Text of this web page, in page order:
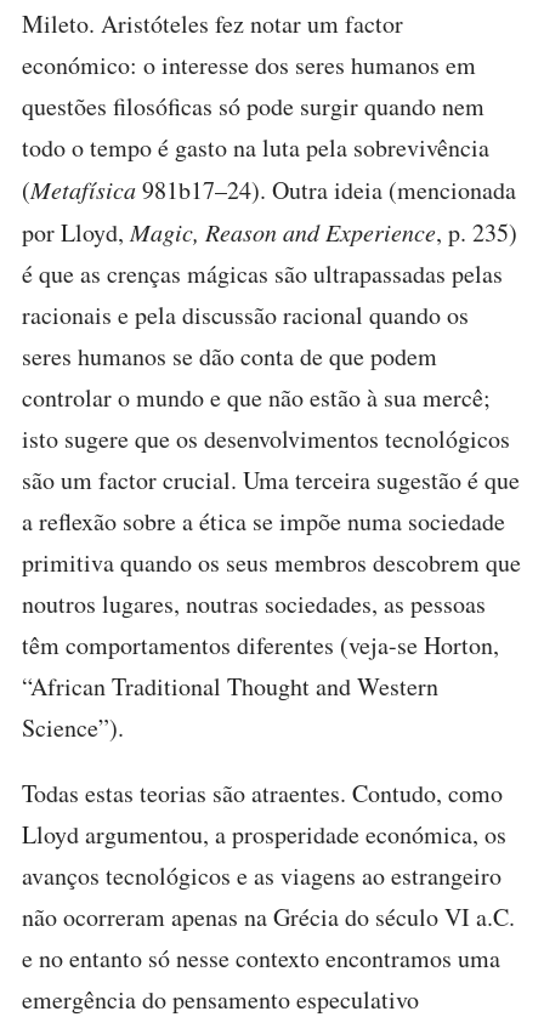
Mileto. Aristóteles fez notar um factor
económico: o interesse dos seres humanos em
questões filosóficas só pode surgir quando nem
todo o tempo é gasto na luta pela sobrevivência
(Metafísica981b17–24). Outra ideia (mencionada
por Lloyd,Magic, Reason and Experience, p. 235)
é que as crenças mágicas são ultrapassadas pelas
racionais e pela discussão racional quando os
seres humanos se dão conta de que podem
controlar o mundo e que não estão à sua mercê;
isto sugere que os desenvolvimentos tecnológicos
são um factor crucial. Uma terceira sugestão é que
a reflexão sobre a ética se impõe numa sociedade
primitiva quando os seus membros descobrem que
noutros lugares, noutras sociedades, as pessoas
têm comportamentos diferentes (veja-se Horton,
“African Traditional Thought and Western
Science”).
Todas estas teorias são atraentes. Contudo, como
Lloyd argumentou, a prosperidade económica, os
avanços tecnológicos e as viagens ao estrangeiro
não ocorreram apenas na Grécia do século VI a.C.
e no entanto só nesse contexto encontramos uma
emergência do pensamento especulativo